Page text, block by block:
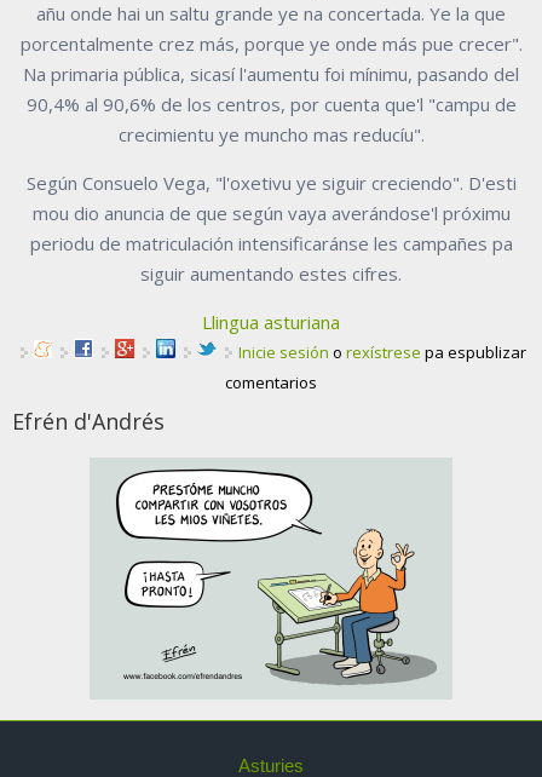
añu onde hai un saltu grande ye na concertada. Ye la que
porcentalmente crez más, porque ye onde más pue crecer".
Na primaria pública, sicasí l'aumentu foi mínimu, pasando del
90,4% al 90,6% de los centros, por cuenta que'l "campu de
crecimientu ye muncho mas reducíu".
Según Consuelo Vega, "l'oxetivu ye siguir creciendo". D'esti
mou dio anuncia de que según vaya averándose'l próximu
periodu de matriculación intensificaránse les campañes pa
siguir aumentando estes cifres.
Llingua asturiana
Inicie sesión o rexístrese pa espublizar
comentarios
Efrén d'Andrés
Asturies